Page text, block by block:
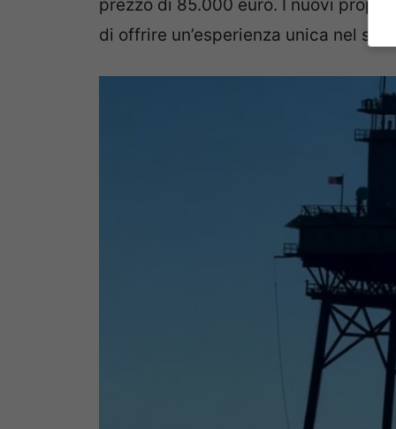
prezzo di 85.000 euro. I nuovi
di offrire un’esperienza unica nel suo